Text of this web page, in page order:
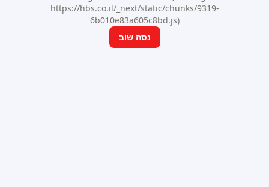
https://hbs.co.il/_next/static/chunks/9319-
6b010e83a605c8bd.js)